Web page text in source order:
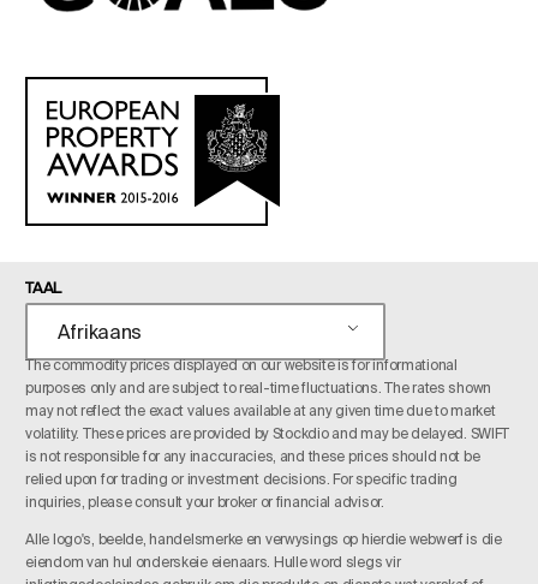
TAAL
Afrikaans
The commodity prices displayed on our website is for informational
purposes only and are subject to real-time fluctuations. The rates shown
may not reflect the exact values available at any given time due to market
volatility. These prices are provided by Stockdio and may be delayed. SWIFT
is not responsible for any inaccuracies, and these prices should not be
relied upon for trading or investment decisions. For specific trading
inquiries, please consult your broker or financial advisor.
Alle logo's, beelde, handelsmerke en verwysings op hierdie webwerf is die
eiendom van hul onderskeie eienaars. Hulle word slegs vir